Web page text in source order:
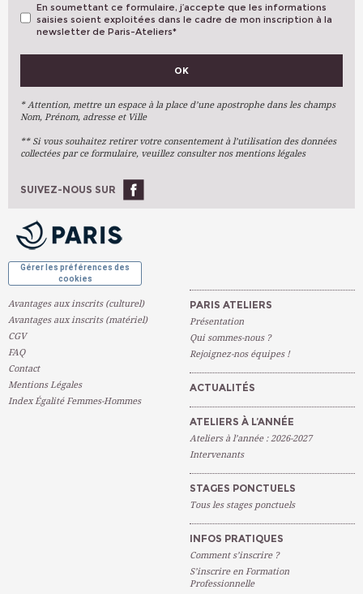
VOS PRÉFÉRENCES
Arts Plastiques
Arts Du Texte
Arts Numériques
Ateliers À L'année
En soumettant ce formulaire, j’accepte que les informations
saisies soient exploitées dans le cadre de mon inscription à la
newsletter de Paris-Ateliers*
OK
* Attention, mettre un espace à la place d’une apostrophe dans les champs
Nom, Prénom, adresse et Ville
** Si vous souhaitez retirer votre consentement à l’utilisation des données
collectées par ce formulaire, veuillez consulter nos mentions légales
SUIVEZ-NOUS SUR
Gérer les préférences des
cookies
Avantages aux inscrits (culturel)
Avantages aux inscrits (matériel)
CGV
FAQ
Contact
Mentions Légales
Index Égalité Femmes-Hommes
PARIS ATELIERS
Présentation
Qui sommes-nous ?
Rejoignez-nos équipes !
ACTUALITÉS
ATELIERS À L’ANNÉE
Ateliers à l’année : 2026-2027
Intervenants
STAGES PONCTUELS
Tous les stages ponctuels
INFOS PRATIQUES
Comment s’inscrire ?
S’inscrire en Formation
Professionnelle